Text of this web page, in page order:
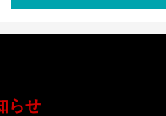
らせ